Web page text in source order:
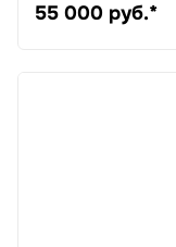
55 000 руб.*